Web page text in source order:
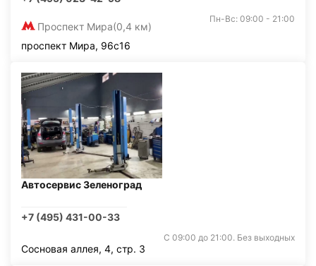
Проспект Мира(0,4 км)
Пн-Вс: 09:00 - 21:00
проспект Мира, 96с16
Автосервис Зеленоград
+7 (495) 431-00-33
С 09:00 до 21:00. Без выходных
Сосновая аллея, 4, стр. 3